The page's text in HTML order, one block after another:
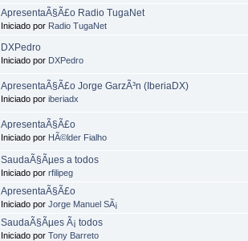
ApresentaÃ§Ã£o Radio TugaNet
Iniciado por Radio TugaNet
DXPedro
Iniciado por DXPedro
ApresentaÃ§Ã£o Jorge GarzÃ³n (IberiaDX)
Iniciado por iberiadx
ApresentaÃ§Ã£o
Iniciado por HÃ©lder Fialho
SaudaÃ§Ãµes a todos
Iniciado por rfilipeg
ApresentaÃ§Ã£o
Iniciado por Jorge Manuel SÃ¡
SaudaÃ§Ãµes Ã¡ todos
Iniciado por Tony Barreto